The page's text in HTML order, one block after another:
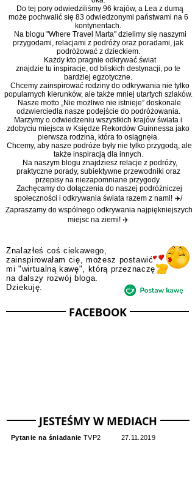
Od kilku lat wspólnie odkrywamy najciekawsze zakątki
świata, podejmując decyzje o wyjazdach w mgnieniu
oka.
Do tej pory odwiedziliśmy 96 krajów, a Lea z dumą
może pochwalić się 83 odwiedzonymi państwami na 6
kontynentach.
Na blogu "Where Travel Marta" dzielimy się naszymi
przygodami, relacjami z podróży oraz poradami, jak
podróżować z dzieckiem.
Każdy kto pragnie odkrywać świat
znajdzie tu inspiracje, od bliskich destynacji, po te
bardziej egzotyczne.
Chcemy zainspirować rodziny do odkrywania nie tylko
popularnych kierunków, ale także mniej utartych szlaków.
Nasze motto „Nie możliwe nie istnieje” doskonale
odzwierciedla nasze podejście do podróżowania.
Marzymy o odwiedzeniu wszystkich krajów świata i
zdobyciu miejsca w Księdze Rekordów Guinnessa jako
pierwsza rodzina, która to osiągnęła.
Chcemy, aby nasze podróże były nie tylko przygodą, ale
także inspiracją dla innych.
Na naszym blogu znajdziesz relacje z podróży,
praktyczne porady, subiektywne przewodniki oraz
przepisy na niezapomniane przygody.
Zachęcamy do dołączenia do naszej podróżniczej
społeczności i odkrywania świata razem z nami! ✈️/
Znalazłeś coś ciekawego,
zainspirowałam cię, możesz postawić
mi "wirtualną kawę", którą przeznaczę
Dziekuję.
JESTEŚMY W MEDIACH